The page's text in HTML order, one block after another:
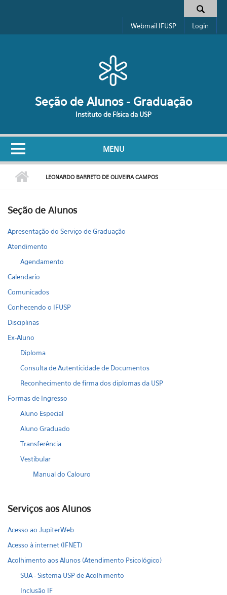
Formulário de busca
Webmail IFUSP Login
Seção de Alunos - Graduação
Instituto de Física da USP
MENU
LEONARDO BARRETO DE OLIVEIRA CAMPOS
Seção de Alunos
Apresentação do Serviço de Graduação
Atendimento
Agendamento
Calendario
Comunicados
Conhecendo o IFUSP
Disciplinas
Ex-Aluno
Diploma
Consulta de Autenticidade de Documentos
Reconhecimento de firma dos diplomas da USP
Formas de Ingresso
Aluno Especial
Aluno Graduado
Transferência
Vestibular
Manual do Calouro
Serviços aos Alunos
Acesso ao JupiterWeb
Acesso à internet (IFNET)
Acolhimento aos Alunos (Atendimento Psicológico)
SUA - Sistema USP de Acolhimento
Inclusão IF